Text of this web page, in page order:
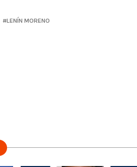
LENÍN MORENO